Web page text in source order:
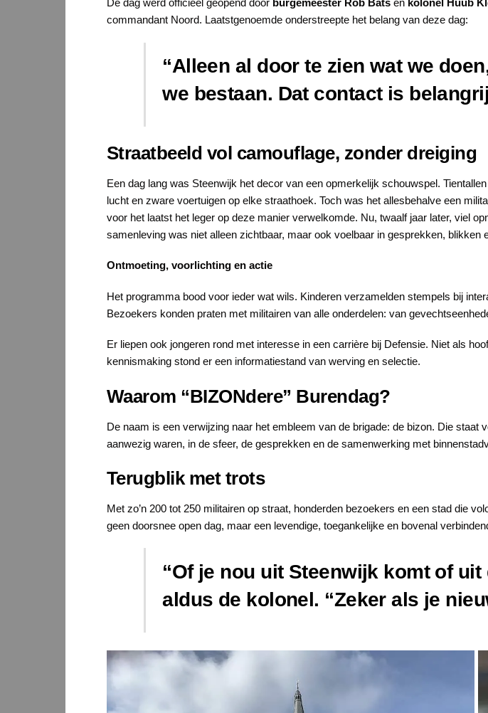
De dag werd officieel geopend door burgemeester Rob Bats en kolonel Huub
commandant Noord. Laatstgenoemde onderstreepte het belang van deze dag:
“Alleen al door te zien wat we
we bestaan. Dat contact is
Straatbeeld vol camouflage, zonder dreiging
Een dag lang was Steenwijk het decor van een opmerkelijk schouwspel.
lucht en zware voertuigen op elke straathoek. Toch was het allesbehalve een
voor het laatst het leger op deze manier verwelkomde. Nu, twaalf jaar later, viel
samenleving was niet alleen zichtbaar, maar ook voelbaar in gesprekken, blikken
Ontmoeting, voorlichting en actie
Het programma bood voor ieder wat wils. Kinderen verzamelden stempels bij
Bezoekers konden praten met militairen van alle onderdelen: van
Er liepen ook jongeren rond met interesse in een carrière bij Defensie. Niet als
kennismaking stond er een informatiestand van werving en selectie.
Waarom “BIZONdere” Burendag?
De naam is een verwijzing naar het embleem van de brigade: de bizon. Die
aanwezig waren, in de sfeer, de gesprekken en de samenwerking met
Terugblik met trots
Met zo’n 200 tot 250 militairen op straat, honderden bezoekers en een stad die
geen doorsnee open dag, maar een levendige, toegankelijke en bovenal
“Of je nou uit Steenwijk komt of
aldus de kolonel. “Zeker als je